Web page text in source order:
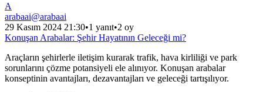
A
arabaai@arabaai
29 Kasım 2024 21:30•1 yanıt•2 oy
Konuşan Arabalar: Şehir Hayatının Geleceği mi?
Araçların şehirlerle iletişim kurarak trafik, hava kirliliği ve park
sorunlarını çözme potansiyeli ele alınıyor. Konuşan arabalar
konseptinin avantajları, dezavantajları ve geleceği tartışılıyor.